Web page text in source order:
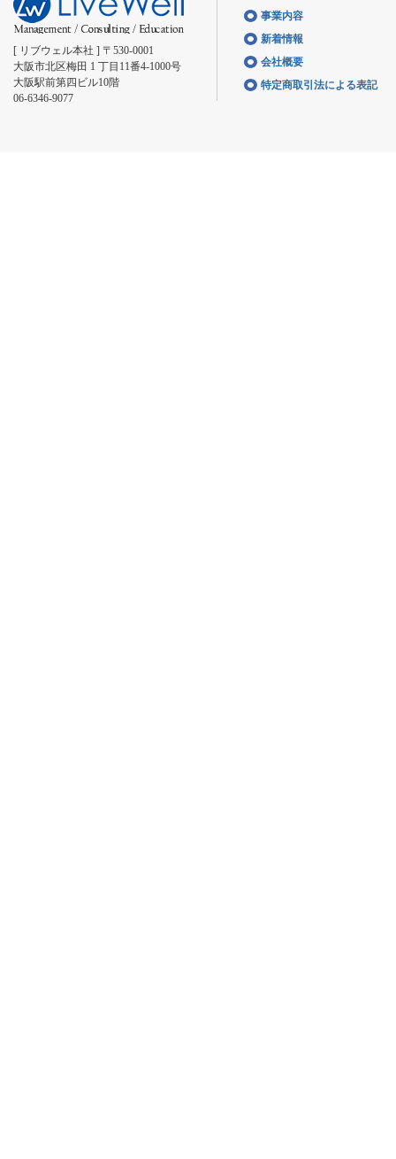
[ リブウェル本社 ] 〒530-0001
大阪市北区梅田 1 丁目11番4-1000号
大阪駅前第四ビル10階
06-6346-9077
事業内容
新着情報
会社概要
特定商取引法による表記